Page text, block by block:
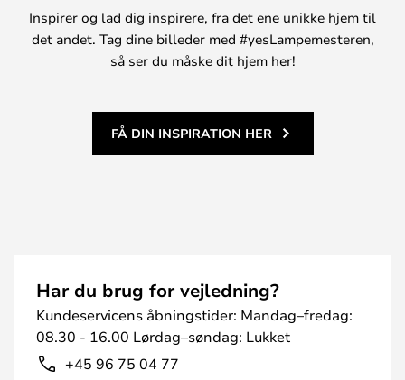
Inspirer og lad dig inspirere, fra det ene unikke hjem til
det andet. Tag dine billeder med #yesLampemesteren,
så ser du måske dit hjem her!
FÅ DIN INSPIRATION HER
Har du brug for vejledning?
Kundeservicens åbningstider: Mandag–fredag:
08.30 - 16.00 Lørdag–søndag: Lukket
+45 96 75 04 77